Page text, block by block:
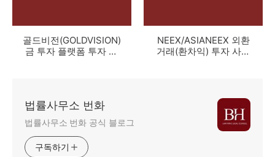
골드비전(GOLDVISION)
금 투자 플랫폼 투자 사
NEEX/ASIANEEX 외환
거래(환차익) 투자 사기
법률사무소 번화
법률사무소 번화 공식 블로그
구독하기